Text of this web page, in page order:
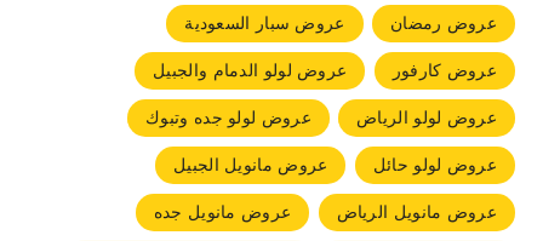
عروض رمضان
عروض سبار السعودية
عروض كارفور
عروض لولو الدمام والجبيل
عروض لولو الرياض
عروض لولو جده وتبوك
عروض لولو حائل
عروض مانويل الجبيل
عروض مانويل الرياض
عروض مانويل جده